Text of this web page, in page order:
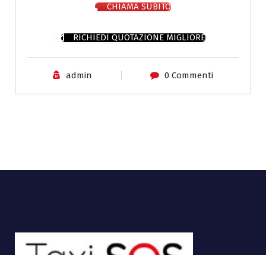
CHIAMA SUBITO
RICHIEDI QUOTAZIONE MIGLIORE
admin 0 Commenti